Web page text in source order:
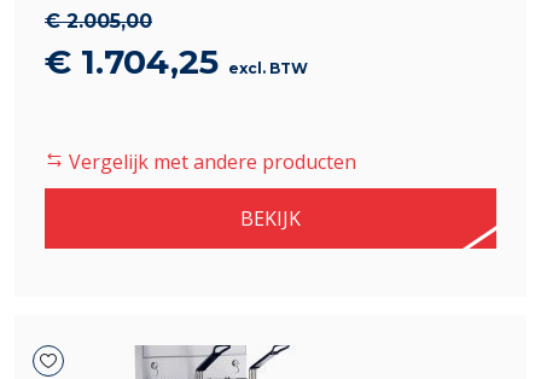
€2.005,00
Oorspronkelijke
was:
€ 1.704,25Huidige
is:
€ 1.704,25.
excl. BTW
Vergelijk met andere producten
BEKIJK